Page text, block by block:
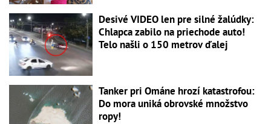
Desivé VIDEO len pre silné žalúdky:
Chlapca zabilo na priechode auto!
Telo našli o 150 metrov ďalej
Tanker pri Ománe hrozí katastrofou:
Do mora uniká obrovské množstvo
ropy!